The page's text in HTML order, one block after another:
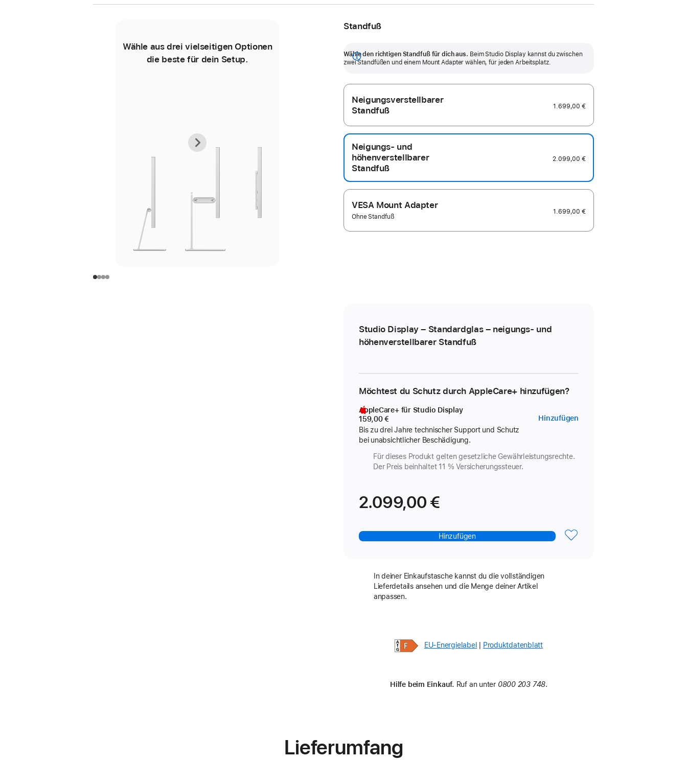
Wähle aus drei vielseitigen Optionen
die beste für dein Setup.
ermöglicht 30 Grad Neigung.
höhenverstell­barem Standfuß hat
verstellbarkeit.
Vorheriges
Standfuß
Nächstes
Standfuß
Standfuß
Wähle den richtigen Standfuß für dich aus. Beim Studio Display kannst du zwischen
zwei Stand­füßen und einem Mount Adapter wählen, für jeden Arbeitsplatz.
Mehr
Neigungsverstellbarer
Standfuß
1.699,00 €
Neigungs- und
höhenverstellbarer
Standfuß
2.099,00 €
VESA Mount Adapter
Ohne Standfuß
1.699,00 €
Studio Display – Standardglas – neigungs­- und
höhen­verstellbarer Standfuß
Möchtest du Schutz durch AppleCare+ hinzufügen?
AppleCare+ für Studio Display
159,00 €
Bis zu drei Jahre technischer Support und Schutz
bei unabsichtlicher Beschädigung.
Hinzufügen
Für dieses Produkt gelten gesetzliche Gewährleistungs­rechte.
Der Preis beinhaltet 11 % Versicherungs­steuer.
2.099,00 €
Hinzufügen
In deiner Einkaufstasche kannst du die vollständigen
Lieferdetails ansehen und die Menge deiner Artikel
anpassen.
EU-Energielabel Produktdatenblatt(Opens
window)
Hilfe beim Einkauf. Ruf an unter 0800 203 748.
Lieferumfang